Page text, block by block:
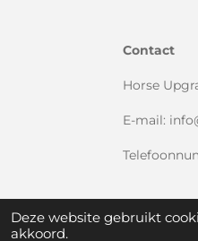
Deze website gebruikt
akkoord.
Contact
Horse
E-mail: